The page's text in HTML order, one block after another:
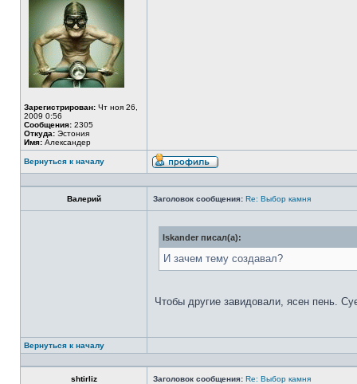
Зарегистрирован: Чт ноя 26,
2009 0:56
Сообщения: 2305
Откуда: Эстония
Имя: Александер
Вернуться к началу
Валерий Заголовок сообщения: Re: Выбор камня
Iskander писал(а):
И зачем тему создавал?
Чтобы другие завидовали, ясен пень.
Вернуться к началу
shtirliz Заголовок сообщения: Re: Выбор камня